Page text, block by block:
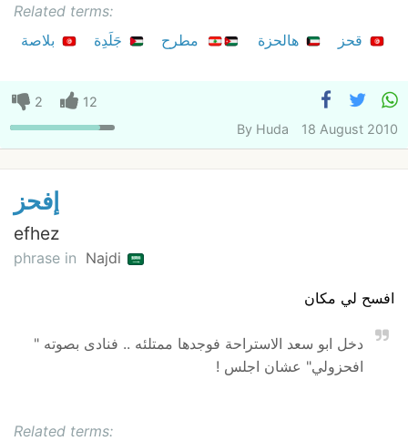
Related terms:
بلاصة
جَلَدِة مطرح هالحزة قحز
2
12
By Huda 18 August 2010
إفحز
efhez
phrase in Najdi
افسح لي مكان
دخل ابو سعد الاستراحة فوجدها ممتلئه .. فنادى بصوته "
افحزولي" عشان اجلس !
Related terms: